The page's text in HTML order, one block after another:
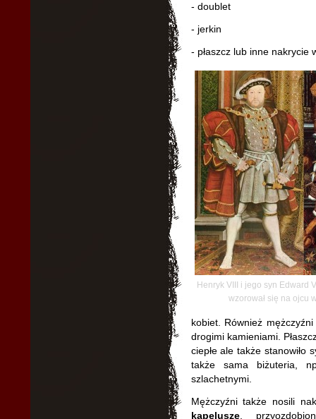
- doublet
- jerkin
- płaszcz lub inne nakrycie
Henryk VIII i jego syn Edward
wzorował się na ojcu
kobiet. Również
drogimi kamieniami.
ciepłe ale także stanowiło
także sama biżuteria,
szlachetnymi.
Mężczyźni także nosili
kapelusze,